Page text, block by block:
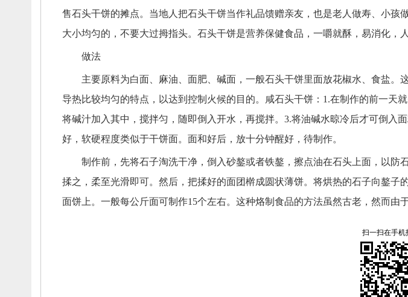
售石头干饼的摊点。 当地人把石头干饼当作礼品馈赠亲友， 也是老人做寿、 小孩
大小均匀的， 不要大过拇指头。 石头干饼是营养保健食品， 一嚼就酥， 易消化，
做法
主要原料为白面、 麻油、 面肥、 碱面， 一般石头干饼里面放花椒水、 食盐。
导热比较均匀的特点， 以达到控制火候的目的。 咸石头干饼： 1.在制作的前一天
将碱汁加入其中， 搅拌匀， 随即倒入开水， 再搅拌。 3.将油碱水晾冷后才可倒入
好， 软硬程度类似于干饼面。 面和好后， 放十分钟醒好， 待制作。
制作前， 先将石子淘洗干净， 倒入砂鏊或者铁鏊， 擦点油在石头上面， 以防
揉之， 柔至光滑即可。 然后， 把揉好的面团檊成圆状薄饼。 将烘热的石子向鏊子
面饼上。 一般每公斤面可制作15个左右。 这种烙制食品的方法虽然古老， 然而由
扫一扫在手机